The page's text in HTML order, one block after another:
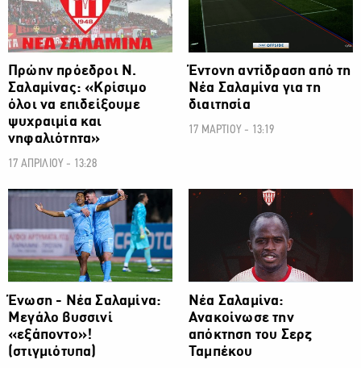
Πρώην πρόεδροι Ν.
Σαλαμίνας: «Κρίσιμο
όλοι να επιδείξουμε
ψυχραιμία και
νηφαλιότητα»
17 ΑΠΡΙΛΙΟΥ - 13:28
Έντονη αντίδραση από τη
Νέα Σαλαμίνα για τη
διαιτησία
17 ΜΑΡΤΙΟΥ - 13:19
ΠΡΩΤΑΘΛΗΜΑ CYTA
Ένωση - Νέα Σαλαμίνα:
Μεγάλο βυσσινί
«εξάποντο»!
(στιγμιότυπα)
ΠΡΩΤΑΘΛΗΜΑ CYTA
Νέα Σαλαμίνα:
Ανακοίνωσε την
απόκτηση του Σερζ
Ταμπέκου